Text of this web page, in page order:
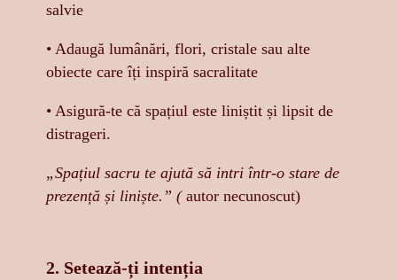
salvie
• Adaugă lumânări, flori, cristale sau alte
obiecte care îți inspiră sacralitate
• Asigură-te că spațiul este liniștit și lipsit de
distrageri.
„Spațiul sacru te ajută să intri într-o stare de
prezență și liniște.” ( autor necunoscut)
2. Setează-ți intenția